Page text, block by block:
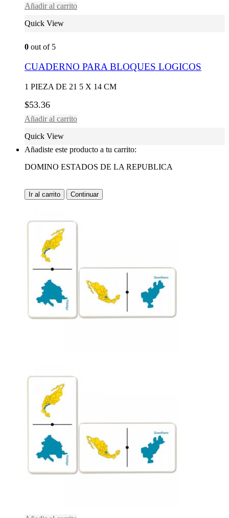
Añadir al carrito
Quick View
0 out of 5
CUADERNO PARA BLOQUES LOGICOS
1 PIEZA DE 21 5 X 14 CM
$53.36
Añadir al carrito
Quick View
Añadiste este producto a tu carrito:
DOMINO ESTADOS DE LA REPUBLICA
Ir al carrito Continuar